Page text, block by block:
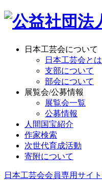
日本工芸会について
日本工芸会とは
支部について
部会について
展覧会/公募情報
展覧会一覧
公募情報
人間国宝紹介
作家検索
次世代育成活動
寄附について
日本工芸会会員専用サイト